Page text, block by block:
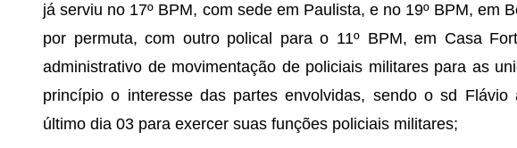
já serviu no 17º BPM, com sede em Paulista, e no 19º BPM, em
por permuta, com outro polical para o 11º BPM, em Casa
administrativo de movimentação de policiais militares para as
princípio o interesse das partes envolvidas, sendo o sd Flávio
último dia 03 para exercer suas funções policiais militares;